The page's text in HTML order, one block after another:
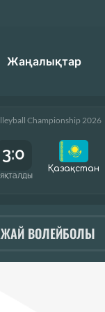
Жаңалықтар
Championship 2026
3:0
Қазақcтан
ВОЛЕЙБОЛЫ